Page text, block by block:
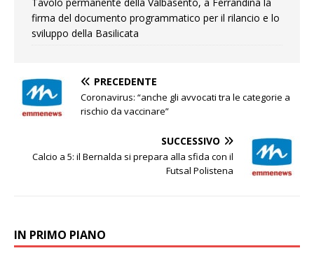
firma del documento programmatico per il rilancio e lo
sviluppo della Basilicata
PRECEDENTE
Coronavirus: “anche gli avvocati tra le categorie a
rischio da vaccinare”
SUCCESSIVO
Calcio a 5: il Bernalda si prepara alla sfida con il
Futsal Polistena
IN PRIMO PIANO